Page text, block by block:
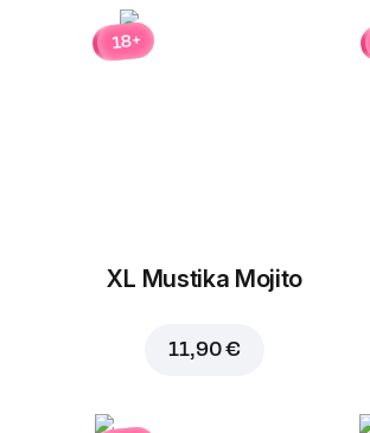
18+
XL Mustika Mojito
11,90 €